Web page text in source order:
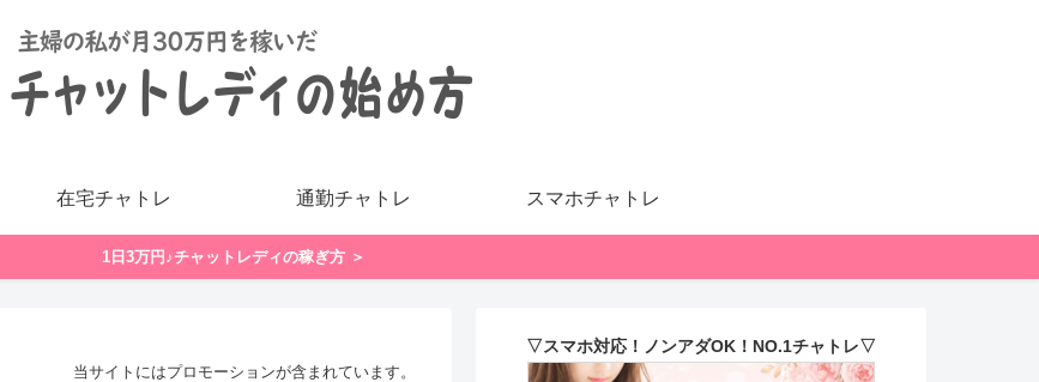
在宅チャトレ 通勤チャトレ スマホチャトレ
1日3万円♪チャットレディの稼ぎ方 ＞
当サイトにはプロモーションが含まれています。
▽スマホ対応！ノンアダOK！NO.1チャトレ▽